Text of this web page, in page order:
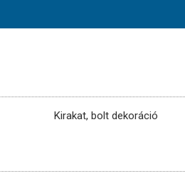
Kirakat, bolt dekoráció